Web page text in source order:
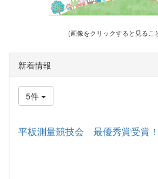
(画像をクリックすると見るこ
新着情報
5件
平板測量競技会 最優秀賞受賞！